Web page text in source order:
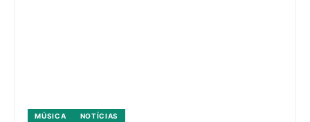
MÚSICA NOTÍCIAS